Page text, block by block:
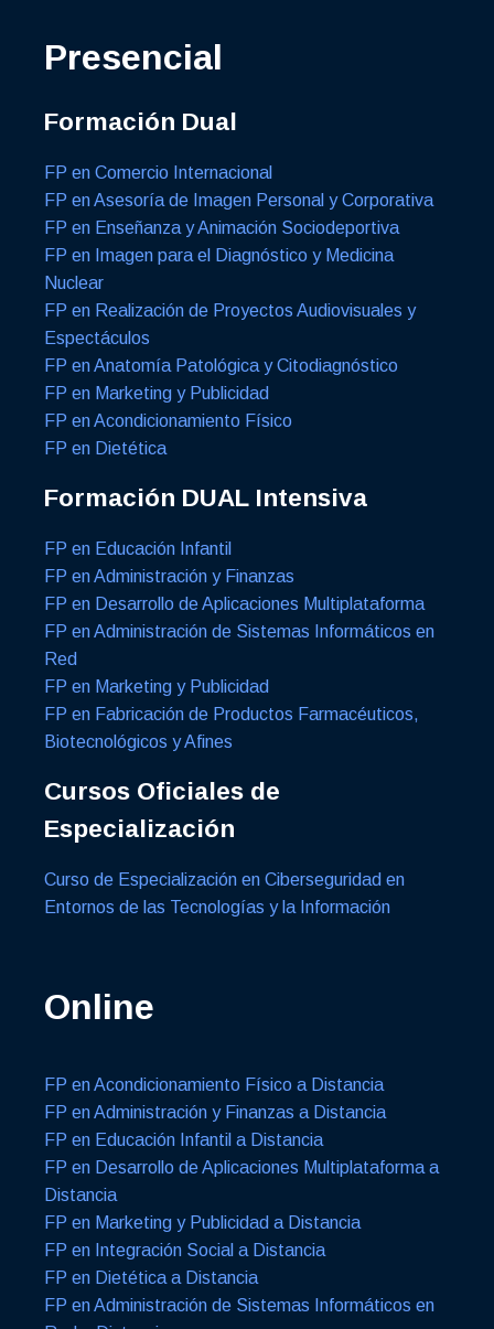
Presencial
Formación Dual
FP en Comercio Internacional
FP en Asesoría de Imagen Personal y Corporativa
FP en Enseñanza y Animación Sociodeportiva
FP en Imagen para el Diagnóstico y Medicina
Nuclear
FP en Realización de Proyectos Audiovisuales y
Espectáculos
FP en Anatomía Patológica y Citodiagnóstico
FP en Marketing y Publicidad
FP en Acondicionamiento Físico
FP en Dietética
Formación DUAL Intensiva
FP en Educación Infantil
FP en Administración y Finanzas
FP en Desarrollo de Aplicaciones Multiplataforma
FP en Administración de Sistemas Informáticos en
Red
FP en Marketing y Publicidad
FP en Fabricación de Productos Farmacéuticos,
Biotecnológicos y Afines
Cursos Oficiales de
Especialización
Curso de Especialización en Ciberseguridad en
Entornos de las Tecnologías y la Información
Online
FP en Acondicionamiento Físico a Distancia
FP en Administración y Finanzas a Distancia
FP en Educación Infantil a Distancia
FP en Desarrollo de Aplicaciones Multiplataforma a
Distancia
FP en Marketing y Publicidad a Distancia
FP en Integración Social a Distancia
FP en Dietética a Distancia
FP en Administración de Sistemas Informáticos en